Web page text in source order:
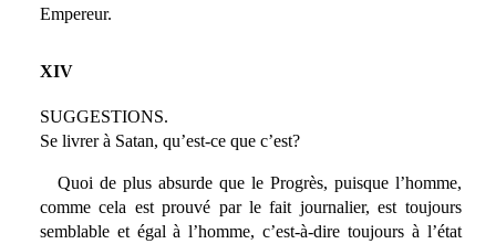
Empereur.
XIV
SUGGESTIONS.
Se livrer à Satan, qu’est-ce que c’est?
Quoi de plus absurde que le Progrès, puisque l’homme,
comme cela est prouvé par le fait journalier, est toujours
semblable et égal à l’homme, c’est-à-dire toujours à l’état